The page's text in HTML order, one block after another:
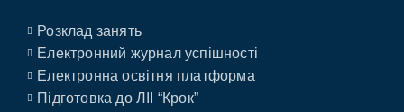
Розклад занять
Електронний журнал успішності
Електронна освітня платформа
Підготовка до ЛІІ “Крок”